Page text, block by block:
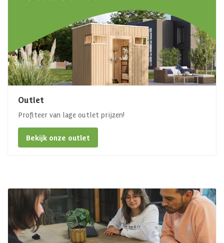
Outlet
Profiteer van lage outlet prijzen!
Bekijk onze outlet